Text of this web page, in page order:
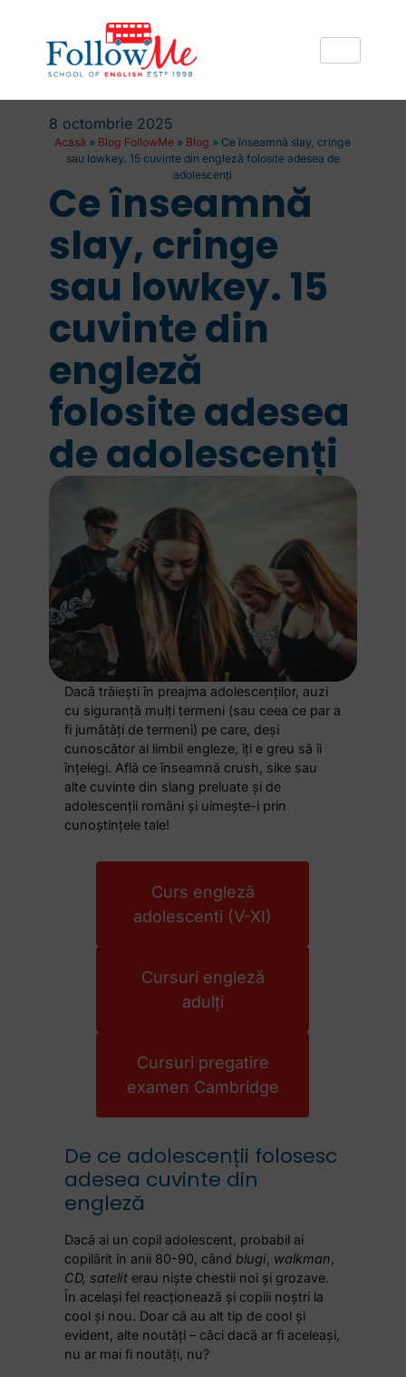
8 octombrie 2025
Acasă » Blog FollowMe » Blog » Ce înseamnă slay, cringe
sau lowkey. 15 cuvinte din engleză folosite adesea de
adolescenți
Ce înseamnă
slay, cringe
sau lowkey. 15
cuvinte din
engleză
folosite adesea
de adolescenți
Dacă trăiești în preajma adolescenților, auzi
cu siguranță mulți termeni (sau ceea ce par a
fi jumătăți de termeni) pe care, deși
cunoscător al limbii engleze, îți e greu să îi
înțelegi. Află ce înseamnă crush, sike sau
alte cuvinte din slang preluate și de
adolescenții români și uimește-i prin
cunoștințele tale!
Curs engleză
adolescenti (V-XI)
Cursuri engleză
adulți
Cursuri pregatire
examen Cambridge
De ce adolescenții folosesc
adesea cuvinte din
engleză
Dacă ai un copil adolescent, probabil ai
copilărit în anii 80-90, când blugi, walkman,
CD, satelit erau niște chestii noi și grozave.
În același fel reacționează și copiii noștri la
cool și nou. Doar că au alt tip de cool și
evident, alte noutăți – căci dacă ar fi aceleași,
nu ar mai fi noutăți, nu?